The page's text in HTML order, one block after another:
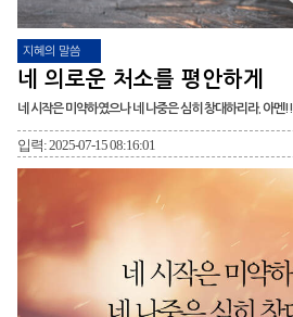
지혜의 말씀
네 의로운 처소를 평안하게
네 시작은 미약하였으나 네 나중은 심히 창대하리라. 아멘!!
입력: 2025-07-15 08:16:01